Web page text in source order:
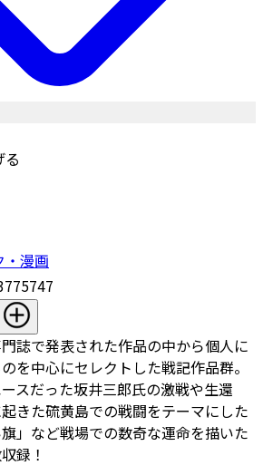
る
・漫画
誌で発表された作品の中から個人に
を中心にセレクトした戦記作品群。
スだった坂井三郎氏の激戦や生還
きた硫黄島での戦闘をテーマにした
旗」など戦場での数奇な運命を描いた
録！